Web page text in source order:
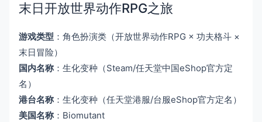
末日开放世界动作RPG之旅
游戏类型 ：角色扮演类（开放世界动作RPG × 功夫格斗 ×
末日冒险）
国内名称：生化变种（Steam/任天堂中国eShop官方定
名）
港台名称：生化变种（任天堂港服/台服eShop官方定名）
美国名称：Biomutant